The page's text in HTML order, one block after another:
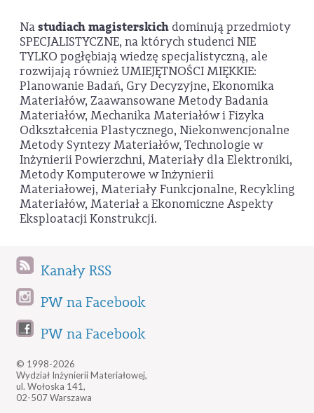
Nastudiach magisterskich dominują przedmioty
SPECJALISTYCZNE, na których studenci NIE
TYLKO pogłębiają wiedzę specjalistyczną, ale
rozwijają również UMIEJĘTNOŚCI MIĘKKIE:
Planowanie Badań, Gry Decyzyjne, Ekonomika
Materiałów, Zaawansowane Metody Badania
Materiałów, Mechanika Materiałów i Fizyka
Odkształcenia Plastycznego, Niekonwencjonalne
Metody Syntezy Materiałów, Technologie w
Inżynierii Powierzchni, Materiały dla Elektroniki,
Metody Komputerowe w Inżynierii
Materiałowej, Materiały Funkcjonalne, Recykling
Materiałów, Materiał a Ekonomiczne Aspekty
Eksploatacji Konstrukcji.
Kanały RSS
PW na Facebook
PW na Facebook
© 1998-2026
Wydział Inżynierii Materiałowej,
ul. Wołoska 141,
02-507 Warszawa